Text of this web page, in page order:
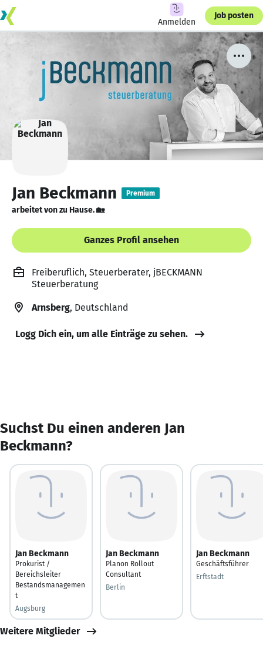
Anmelden
Job posten
Jan Beckmann Premium
arbeitet von zu Hause. 🏡
Ganzes Profil ansehen
Freiberuflich, Steuerberater, jBECKMANN
Steuerberatung
Arnsberg, Deutschland
Logg Dich ein, um alle Einträge zu sehen.
Suchst Du einen anderen Jan
Beckmann?
Jan Beckmann
Prokurist /
Bereichsleiter
Bestandsmanagemen
t
Augsburg
Jan Beckmann
Planon Rollout
Consultant
Berlin
Jan Beckmann
Geschäftsführer
Erftstadt
Weitere Mitglieder